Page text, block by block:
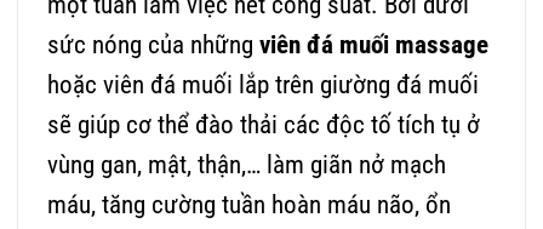
sức nóng của những viên đá muối massage
hoặc viên đá muối lắp trên giường đá muối
sẽ giúp cơ thể đào thải các độc tố tích tụ ở
vùng gan, mật, thận,… làm giãn nở mạch
máu, tăng cường tuần hoàn máu não, ổn